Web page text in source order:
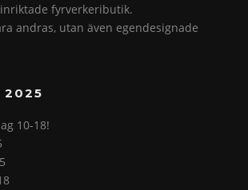
fyrverkeributik.
andras, utan även egendesignade
2025
10-18!